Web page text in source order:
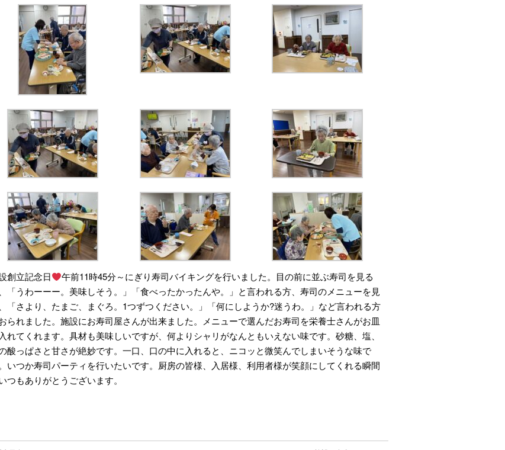
創立記念日
午前11時45分～にぎり寿司バイキングを行いました。目の前に並ぶ寿司を見る
「うわーーー。美味しそう。」「食べったかったんや。」と言われる方、寿司のメニューを見
「さより、たまご、まぐろ。1つずつください。」「何にしようか?迷うわ。」など言われる方
られました。施設にお寿司屋さんが出来ました。メニューで選んだお寿司を栄養士さんがお皿
れてくれます。 具材も美味しいですが、何よりシャリがなんともいえない味です。砂糖、塩、
酸っぱさと甘さが絶妙です。一口、口の中に入れると、ニコッと微笑んでしまいそうな味で
いつか寿司パーティを行いたいです。厨房の皆様、入居様、利用者様が笑顔にしてくれる瞬間
つもありがとうございます。